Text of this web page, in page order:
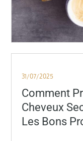
Posted
on
31/07/2025
Comment
Cheveux
Les Bons